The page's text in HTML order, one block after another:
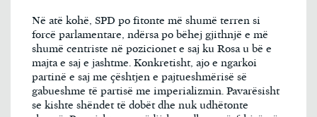
Në atë kohë, SPD po fitonte më shumë terren si
forcë parlamentare, ndërsa po bëhej gjithnjë e më
shumë centriste në pozicionet e saj ku Rosa u bë e
majta e saj e jashtme. Konkretisht, ajo e ngarkoi
partinë e saj me çështjen e pajtueshmërisë së
gabueshme të partisë me imperializmin. Pavarësisht
se kishte shëndet të dobët dhe nuk udhëtonte